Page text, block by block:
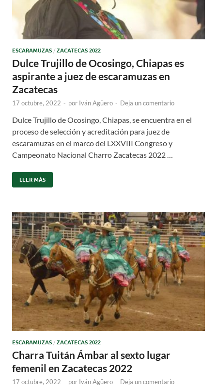
ESCARAMUZAS / ZACATECAS 2022
Dulce Trujillo de Ocosingo, Chiapas es
aspirante a juez de escaramuzas en
Zacatecas
17 octubre, 2022 - por Iván Agüero - Deja un comentario
Dulce Trujillo de Ocosingo, Chiapas, se encuentra en el
proceso de selección y acreditación para juez de
escaramuzas en el marco del LXXVIII Congreso y
Campeonato Nacional Charro Zacatecas 2022 …
LEER MÁS
ESCARAMUZAS / ZACATECAS 2022
Charra Tuitán Ámbar al sexto lugar
femenil en Zacatecas 2022
17 octubre, 2022 - por Iván Agüero - Deja un comentario